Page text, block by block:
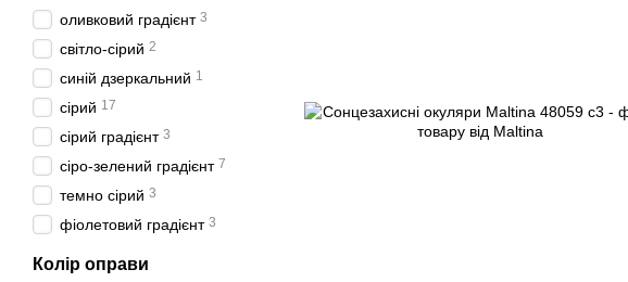
оливковий градієнт 3
світло-сірий 2
синій дзеркальний 1
сірий 17
сірий градієнт 3
сіро-зелений градієнт 7
темно сірий 3
фіолетовий градієнт 3
Колір оправи